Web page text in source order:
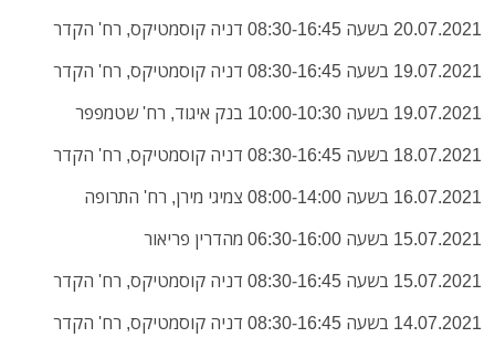
20.07.2021 בשעה 08:30-16:45 דניה קוסמטיקס, רח' הקדר
19.07.2021 בשעה 08:30-16:45 דניה קוסמטיקס, רח' הקדר
19.07.2021 בשעה 10:00-10:30 בנק איגוד, רח' שטמפפר
18.07.2021 בשעה 08:30-16:45 דניה קוסמטיקס, רח' הקדר
16.07.2021 בשעה 08:00-14:00 צמיגי מירן, רח' התרופה
15.07.2021 בשעה 06:30-16:00 מהדרין פריאור
15.07.2021 בשעה 08:30-16:45 דניה קוסמטיקס, רח' הקדר
14.07.2021 בשעה 08:30-16:45 דניה קוסמטיקס, רח' הקדר